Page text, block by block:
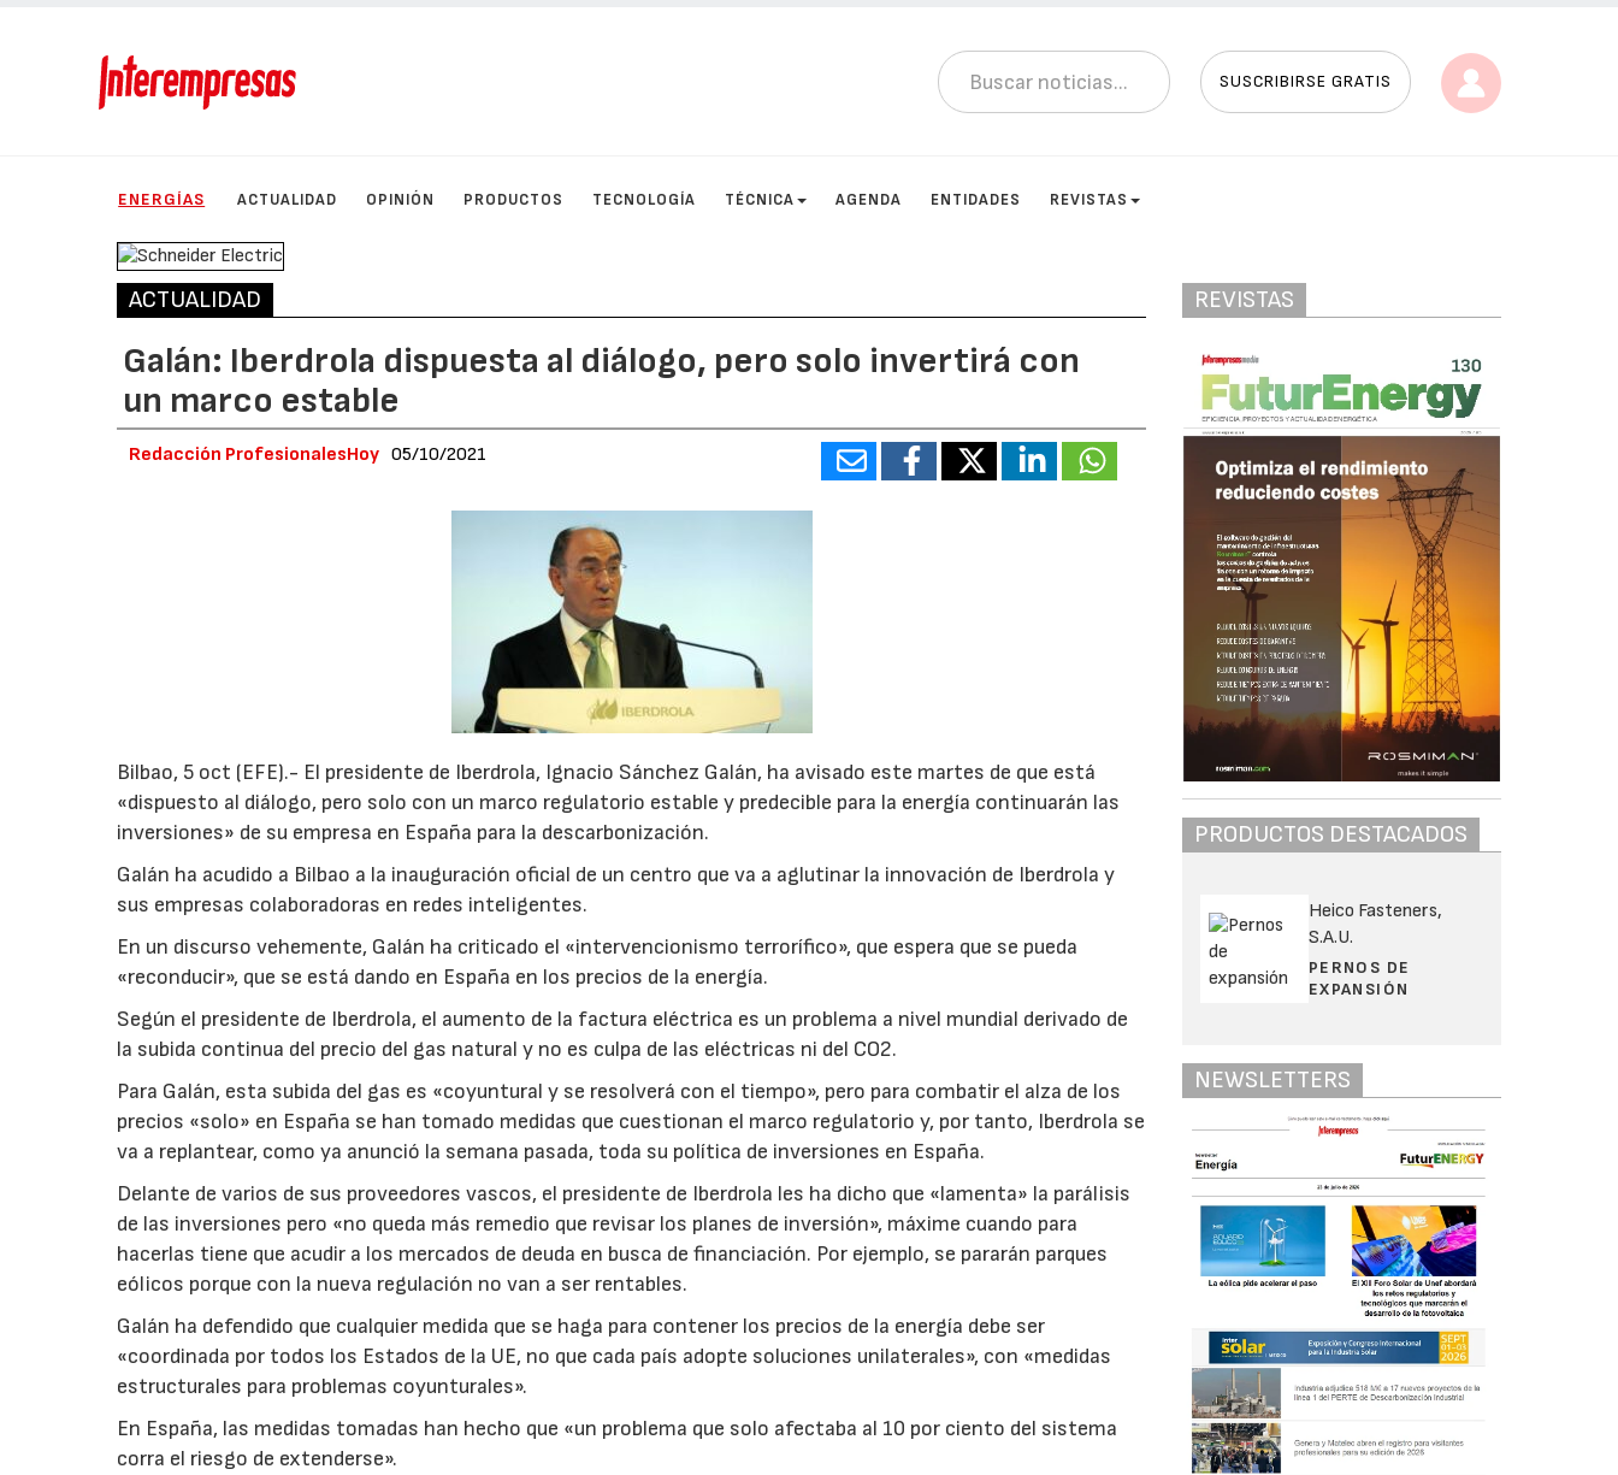
SUSCRIBIRSE GRATIS
ENERGÍAS ACTUALIDAD OPINIÓN PRODUCTOS TECNOLOGÍA TÉCNICA AGENDA ENTIDADES REVISTAS
ACTUALIDAD
Galán: Iberdrola dispuesta al diálogo, pero solo invertirá con
un marco estable
Redacción ProfesionalesHoy 05/10/2021
Bilbao, 5 oct (EFE).- El presidente de Iberdrola, Ignacio Sánchez Galán, ha avisado este martes de que está
«dispuesto al diálogo, pero solo con un marco regulatorio estable y predecible para la energía continuarán las
inversiones» de su empresa en España para la descarbonización.
Galán ha acudido a Bilbao a la inauguración oficial de un centro que va a aglutinar la innovación de Iberdrola y
sus empresas colaboradoras en redes inteligentes.
En un discurso vehemente, Galán ha criticado el «intervencionismo terrorífico», que espera que se pueda
«reconducir», que se está dando en España en los precios de la energía.
Según el presidente de Iberdrola, el aumento de la factura eléctrica es un problema a nivel mundial derivado de
la subida continua del precio del gas natural y no es culpa de las eléctricas ni del CO2.
Para Galán, esta subida del gas es «coyuntural y se resolverá con el tiempo», pero para combatir el alza de los
precios «solo» en España se han tomado medidas que cuestionan el marco regulatorio y, por tanto, Iberdrola se
va a replantear, como ya anunció la semana pasada, toda su política de inversiones en España.
Delante de varios de sus proveedores vascos, el presidente de Iberdrola les ha dicho que «lamenta» la parálisis
de las inversiones pero «no queda más remedio que revisar los planes de inversión», máxime cuando para
hacerlas tiene que acudir a los mercados de deuda en busca de financiación. Por ejemplo, se pararán parques
eólicos porque con la nueva regulación no van a ser rentables.
Galán ha defendido que cualquier medida que se haga para contener los precios de la energía debe ser
«coordinada por todos los Estados de la UE, no que cada país adopte soluciones unilaterales», con «medidas
estructurales para problemas coyunturales».
En España, las medidas tomadas han hecho que «un problema que solo afectaba al 10 por ciento del sistema
corra el riesgo de extenderse».
REVISTAS
PRODUCTOS DESTACADOS
Heico Fasteners,
S.A.U.
PERNOS DE
EXPANSIÓN
NEWSLETTERS